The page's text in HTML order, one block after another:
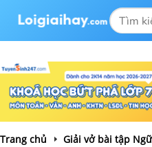
Trang chủ Giải vở bài tập